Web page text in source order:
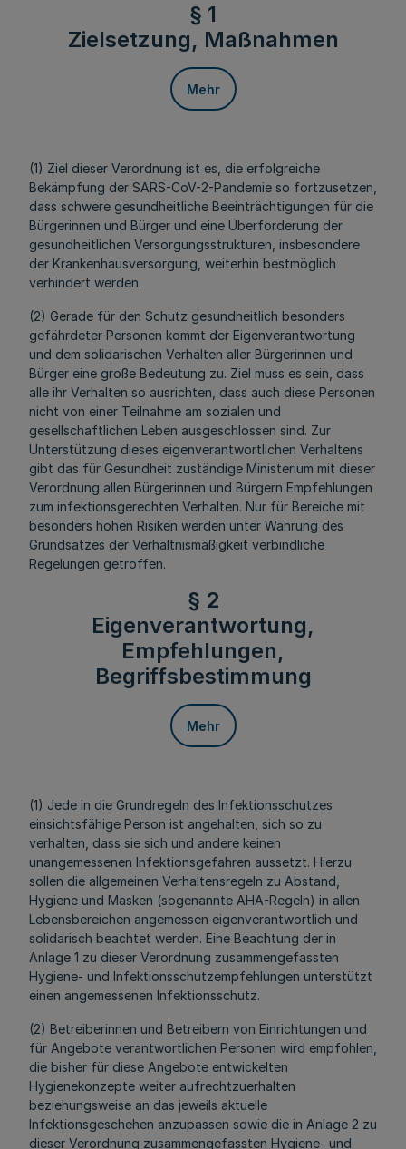
§ 1
Zielsetzung, Maßnahmen
Mehr
(1) Ziel dieser Verordnung ist es, die erfolgreiche
Bekämpfung der SARS-CoV-2-Pandemie so fortzusetzen,
dass schwere gesundheitliche Beeinträchtigungen für die
Bürgerinnen und Bürger und eine Überforderung der
gesundheitlichen Versorgungsstrukturen, insbesondere
der Krankenhausversorgung, weiterhin bestmöglich
verhindert werden.
(2) Gerade für den Schutz gesundheitlich besonders
gefährdeter Personen kommt der Eigenverantwortung
und dem solidarischen Verhalten aller Bürgerinnen und
Bürger eine große Bedeutung zu. Ziel muss es sein, dass
alle ihr Verhalten so ausrichten, dass auch diese Personen
nicht von einer Teilnahme am sozialen und
gesellschaftlichen Leben ausgeschlossen sind. Zur
Unterstützung dieses eigenverantwortlichen Verhaltens
gibt das für Gesundheit zuständige Ministerium mit dieser
Verordnung allen Bürgerinnen und Bürgern Empfehlungen
zum infektionsgerechten Verhalten. Nur für Bereiche mit
besonders hohen Risiken werden unter Wahrung des
Grundsatzes der Verhältnismäßigkeit verbindliche
Regelungen getroffen.
§ 2
Eigenverantwortung,
Empfehlungen,
Begriffsbestimmung
Mehr
(1) Jede in die Grundregeln des Infektionsschutzes
einsichtsfähige Person ist angehalten, sich so zu
verhalten, dass sie sich und andere keinen
unangemessenen Infektionsgefahren aussetzt. Hierzu
sollen die allgemeinen Verhaltensregeln zu Abstand,
Hygiene und Masken (sogenannte AHA-Regeln) in allen
Lebensbereichen angemessen eigenverantwortlich und
solidarisch beachtet werden. Eine Beachtung der in
Anlage 1 zu dieser Verordnung zusammengefassten
Hygiene- und Infektionsschutzempfehlungen unterstützt
einen angemessenen Infektionsschutz.
(2) Betreiberinnen und Betreibern von Einrichtungen und
für Angebote verantwortlichen Personen wird empfohlen,
die bisher für diese Angebote entwickelten
Hygienekonzepte weiter aufrechtzuerhalten
beziehungsweise an das jeweils aktuelle
Infektionsgeschehen anzupassen sowie die in Anlage 2 zu
dieser Verordnung zusammengefassten Hygiene- und